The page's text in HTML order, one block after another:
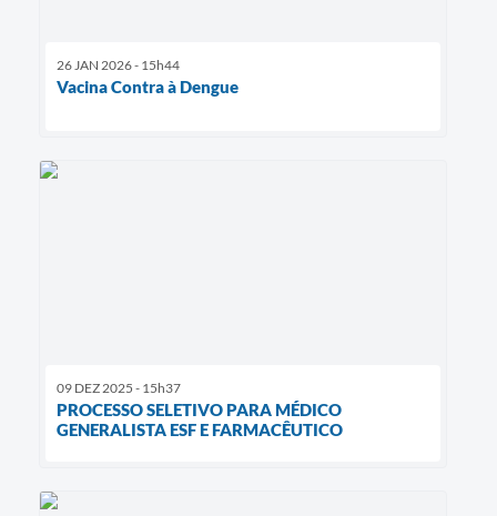
26 JAN 2026 - 15h44
Vacina Contra à Dengue
09 DEZ 2025 - 15h37
PROCESSO SELETIVO PARA MÉDICO
GENERALISTA ESF E FARMACÊUTICO